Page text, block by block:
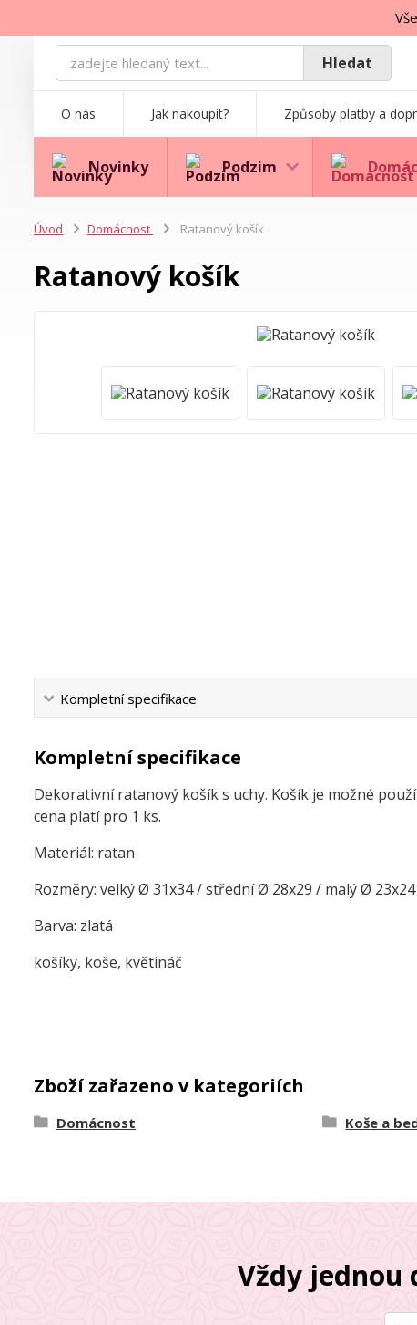
O nás Jak nakoupit? Způsoby platby a
Hledat
Novinky Podzim
Úvod Domácnost Ratanový košík
Ratanový košík
Kompletní specifikace
Kompletní specifikace
Dekorativní ratanový košík s uchy. Košík je možné
cena platí pro 1 ks.
Materiál: ratan
Rozměry: velký Ø 31x34 / střední Ø 28x29 / malý Ø 23x24
Barva: zlatá
košíky, koše, květináč
Zboží zařazeno v kategoriích
Domácnost Koše a
Vždy jednou